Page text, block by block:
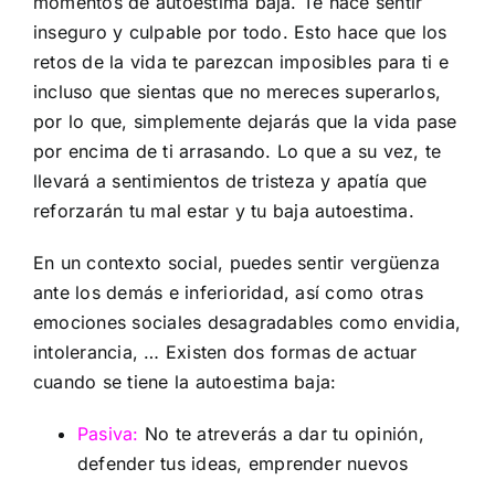
inseguro y culpable por todo. Esto hace que los
retos de la vida te parezcan imposibles para ti e
incluso que sientas que no mereces superarlos,
por lo que, simplemente dejarás que la vida pase
por encima de ti arrasando. Lo que a su vez, te
llevará a sentimientos de tristeza y apatía que
reforzarán tu mal estar y tu baja autoestima.
En un contexto social, puedes sentir vergüenza
ante los demás e inferioridad, así como otras
emociones sociales desagradables como envidia,
intolerancia, … Existen dos formas de actuar
cuando se tiene la autoestima baja:
Pasiva: No te atreverás a dar tu opinión,
defender tus ideas, emprender nuevos